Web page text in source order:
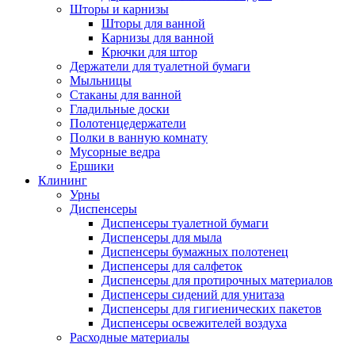
Шторы и карнизы
Шторы для ванной
Карнизы для ванной
Крючки для штор
Держатели для туалетной бумаги
Мыльницы
Стаканы для ванной
Гладильные доски
Полотенцедержатели
Полки в ванную комнату
Мусорные ведра
Ершики
Клининг
Урны
Диспенсеры
Диспенсеры туалетной бумаги
Диспенсеры для мыла
Диспенсеры бумажных полотенец
Диспенсеры для салфеток
Диспенсеры для протирочных материалов
Диспенсеры сидений для унитаза
Диспенсеры для гигиенических пакетов
Диспенсеры освежителей воздуха
Расходные материалы